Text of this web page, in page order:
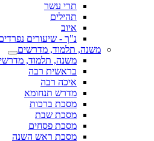
תרי עשר
תהילים
איוב
נ"ך - שיעורים
משנה, תלמוד, מדרשים
משנה, תלמוד,
בראשית רבה
איכה רבה
מדרש תנחומא
מסכת ברכות
מסכת שבת
מסכת פסחים
מסכת ראש השנה